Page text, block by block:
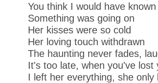
You think I would have known
Something was going on
Her kisses were so cold
Her loving touch withdrawn
The haunting never fades,
It's too late, when you've lost
I left her everything, she only